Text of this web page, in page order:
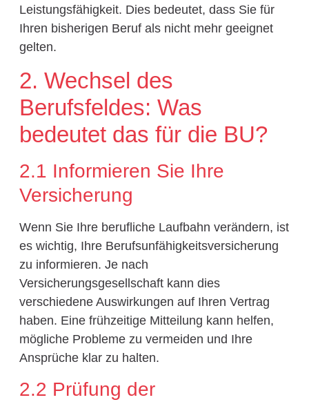
Leistungsfähigkeit. Dies bedeutet, dass Sie für
Ihren bisherigen Beruf als nicht mehr geeignet
gelten.
2. Wechsel des
Berufsfeldes: Was
bedeutet das für die BU?
2.1 Informieren Sie Ihre
Versicherung
Wenn Sie Ihre berufliche Laufbahn verändern, ist
es wichtig, Ihre Berufsunfähigkeitsversicherung
zu informieren. Je nach
Versicherungsgesellschaft kann dies
verschiedene Auswirkungen auf Ihren Vertrag
haben. Eine frühzeitige Mitteilung kann helfen,
mögliche Probleme zu vermeiden und Ihre
Ansprüche klar zu halten.
2.2 Prüfung der